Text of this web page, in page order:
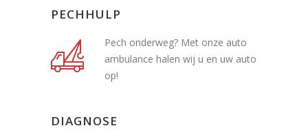
PECHHULP
Pech onderweg? Met onze auto
ambulance halen wij u en uw auto
op!
DIAGNOSE